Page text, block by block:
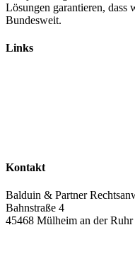
Lösungen garantieren, dass
Bundesweit.
Links
Kontakt
Balduin & Partner
Bahnstraße 4
45468 Mülheim an der Ruhr